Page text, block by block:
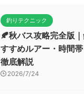
釣りテクニック
🍂秋バス攻略完全版
すすめルアー・時間
徹底解説
2026/7/24